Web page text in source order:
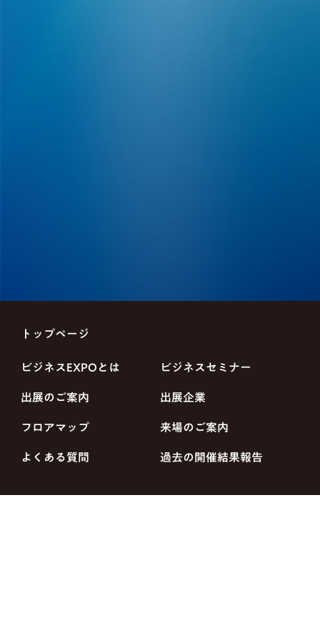
トップページ
ビジネスEXPOとは ビジネスセミナー
出展のご案内 出展企業
フロアマップ 来場のご案内
よくある質問 過去の開催結果報告